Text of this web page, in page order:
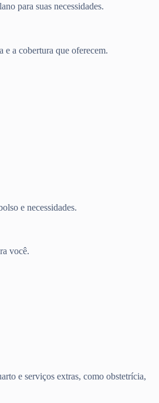
para suas necessidades.
e a cobertura que oferecem.
e necessidades.
você.
e serviços extras, como obstetrícia,